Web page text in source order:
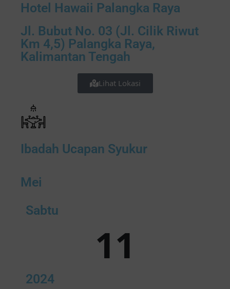
Hotel Hawaii Palangka Raya
Jl. Bubut No. 03 (Jl. Cilik Riwut
Km 4,5) Palangka Raya,
Kalimantan Tengah
Lihat Lokasi
Ibadah Ucapan Syukur
Mei
Sabtu
11
2024